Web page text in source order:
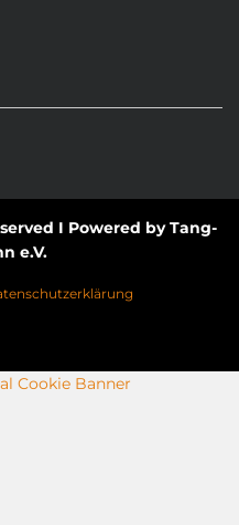
I Powered by Tang-
e.V.
Cookie Banner